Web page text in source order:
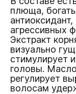
плюща,
агрессивных
Экстракт
визуально
стимулирует
головы.
регулирует
волосам